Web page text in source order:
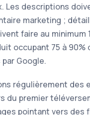
Les descriptions
marketing ;
faire au
occupant 75 à
Google.
régulièrement
du premier
pointant vers